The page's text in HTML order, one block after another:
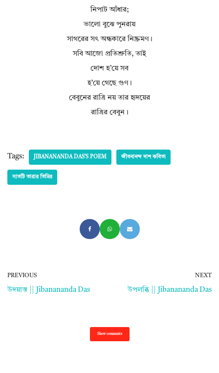
নিপাট আঁধার;
ভালো বুঝে পুনরায়
সাগরের সৎ অন্ধকারে নিষ্ক্রমণ।
সবি আজো প্রতিশ্রুতি, তাই
দোশ হ’য়ে সব
হ’য়ে গেছে গুণ।
বেবুনের রাত্রি নয় তার হৃদয়ের
রাত্রির বেবুন।
Tags: JIBANANANDA DAS’S POEM জীবনানন্দ দাশ কবিতা
সাতটি তারার তিমির
PREVIOUS
উদয়াস্ত || Jibanananda Das
NEXT
উপলব্ধি || Jibanananda Das
Show comments